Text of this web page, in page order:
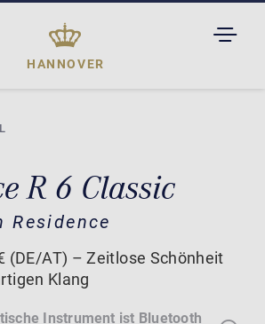
HANNOVER
R 6 Classic
Residence
(DE/AT) – Zeitlose Schönheit
Klang
Instrument ist Bluetooth